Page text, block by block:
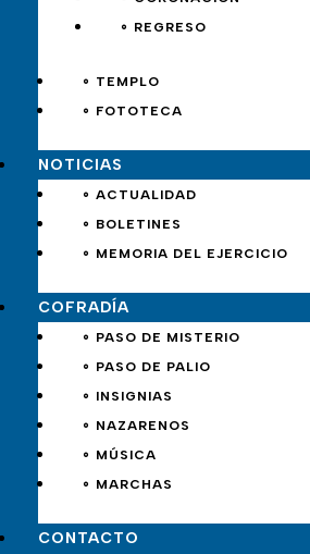
∘ REGRESO
∘ TEMPLO
∘ FOTOTECA
NOTICIAS
∘ ACTUALIDAD
∘ BOLETINES
∘ MEMORIA DEL EJERCICIO
COFRADÍA
∘ PASO DE MISTERIO
∘ PASO DE PALIO
∘ INSIGNIAS
∘ NAZARENOS
∘ MÚSICA
∘ MARCHAS
CONTACTO